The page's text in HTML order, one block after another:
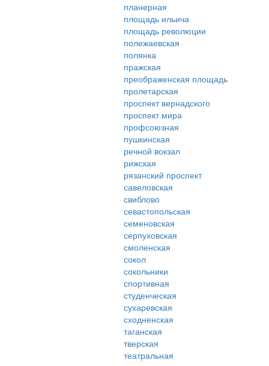
планерная
площадь ильича
площадь революции
полежаевская
полянка
пражская
преображенская площадь
пролетарская
проспект вернадского
проспект мира
профсоюзная
пушкинская
речной вокзал
рижская
рязанский проспект
савеловская
свиблово
севастопольская
семеновская
серпуховская
смоленская
сокол
сокольники
спортивная
студенческая
сухаревская
сходненская
таганская
тверская
театральная